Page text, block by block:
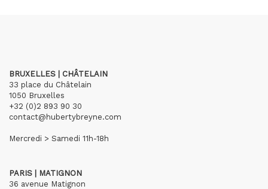
BRUXELLES | CHÂTELAIN
33 place du Châtelain
1050 Bruxelles
+32 (0)2 893 90 30
contact@hubertybreyne.com
Mercredi > Samedi 11h-18h
PARIS | MATIGNON
36 avenue Matignon